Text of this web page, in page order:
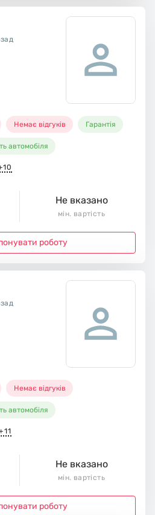
Немає відгуків Гарантія
автомобіля
Не вказано
мін. вартість
роботу
Немає відгуків
автомобіля
Не вказано
мін. вартість
роботу